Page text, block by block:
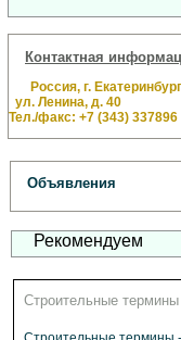
Контактная
Россия, г.
ул. Ленина, д. 40
Тел./факс: +7 (343) 337896
Объявления
Рекомендуем
Строительные термины